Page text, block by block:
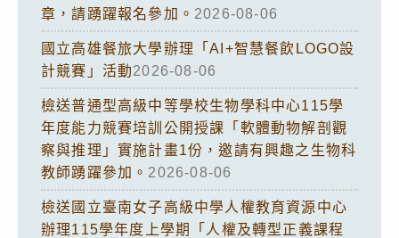
章，請踴躍報名參加。 2026-08-06
國立高雄餐旅大學辦理「AI+智慧餐飲LOGO設
計競賽」活動2026-08-06
檢送普通型高級中等學校生物學科中心115學
年度能力競賽培訓公開授課「軟體動物解剖觀
察與推理」實施計畫1份，邀請有興趣之生物科
教師踴躍參加。 2026-08-06
檢送國立臺南女子高級中學人權教育資源中心
辦理115學年度上學期「人權及轉型正義課程